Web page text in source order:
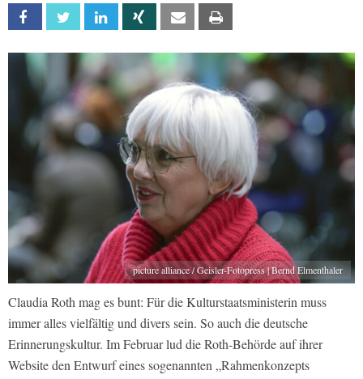
Facebook Twitter Linkedin Xing Email
picture alliance / Geisler-Fotopress | Bernd Elmenthaler
Claudia Roth mag es bunt: Für die Kulturstaatsministerin muss
immer alles vielfältig und divers sein. So auch die deutsche
Erinnerungskultur. Im Februar lud die Roth-Behörde auf ihrer
Website den Entwurf eines sogenannten „Rahmenkonzepts